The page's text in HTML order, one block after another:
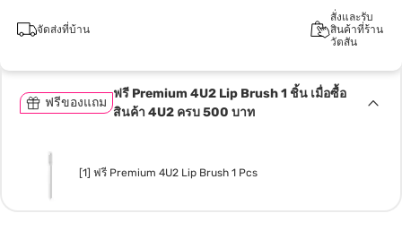
จัดส่งที่บ้าน
สั่งและรับ
สินค้าที่ร้าน
วัตสัน
ฟรีของแถม
ฟรี Premium 4U2 Lip Brush 1 ชิ้น เมื่อซื้อ
สินค้า 4U2 ครบ 500 บาท
[1] ฟรี Premium 4U2 Lip Brush 1 Pcs